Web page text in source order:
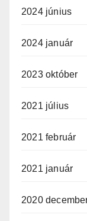
2024 június
2024 január
2023 október
2021 július
2021 február
2021 január
2020